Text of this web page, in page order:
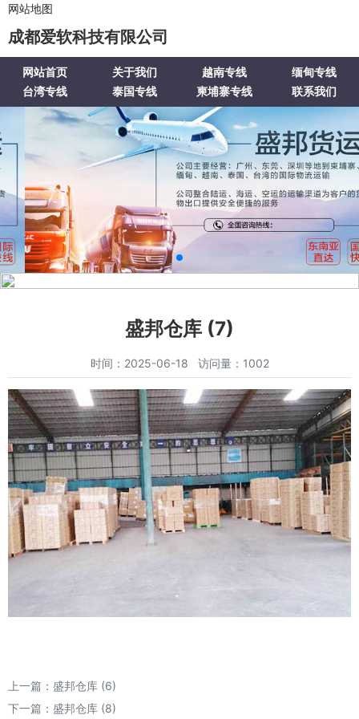
网站地图
成都爱软科技有限公司
网站首页 关于我们 越南专线
缅甸专线
台湾专线
泰国专线 柬埔寨专线 联系我们
盛邦仓库 (7)
时间：2025-06-18 访问量：1002
上一篇： 盛邦仓库 (6)
下一篇： 盛邦仓库 (8)